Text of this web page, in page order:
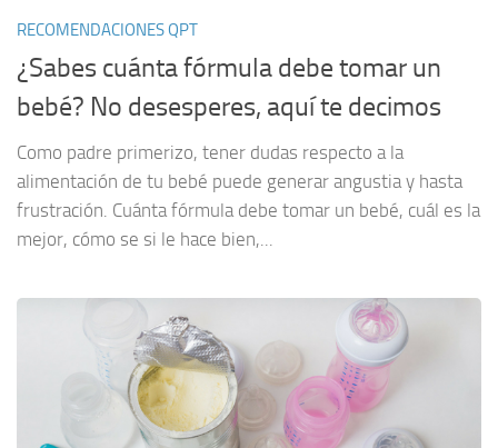
RECOMENDACIONES QPT
¿Sabes cuánta fórmula debe tomar un
bebé? No desesperes, aquí te decimos
Como padre primerizo, tener dudas respecto a la
alimentación de tu bebé puede generar angustia y hasta
frustración. Cuánta fórmula debe tomar un bebé, cuál es la
mejor, cómo se si le hace bien,...